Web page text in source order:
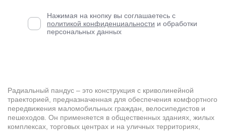
Нажимая на кнопку вы соглашаетесь с
политикой конфиденциальности и обработки
персональных данных
Радиальный пандус – это конструкция с криволинейной
траекторией, предназначенная для обеспечения комфортного
передвижения маломобильных граждан, велосипедистов и
пешеходов. Он применяется в общественных зданиях, жилых
комплексах, торговых центрах и на уличных территориях,